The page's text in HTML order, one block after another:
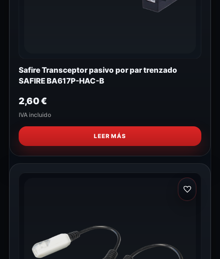
Safire Transceptor pasivo por par trenzado
SAFIRE BA617P-HAC-B
2,60€
IVA incluido
LEER MÁS